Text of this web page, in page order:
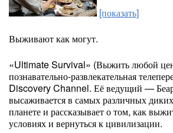
[показать]
Выживают как могут.
«Ultimate Survival» (Выжить любой
познавательно-развлекательная
Discovery Channel. Её ведущий —
высаживается в самых различных
планете и рассказывает о том, как
условиях и вернуться к цивилизации.